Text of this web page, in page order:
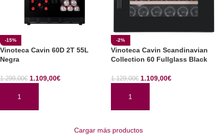
-15%
Vinoteca Cavin 60D 2T 55L
Negra
1.299,00€ 1.109,00€
AÑADIR AL CARRITO
-2%
Vinoteca Cavin Scandinavian
Collection 60 Fullglass Black
1.129,00€ 1.109,00€
AÑADIR AL CARRITO
Cargar más productos